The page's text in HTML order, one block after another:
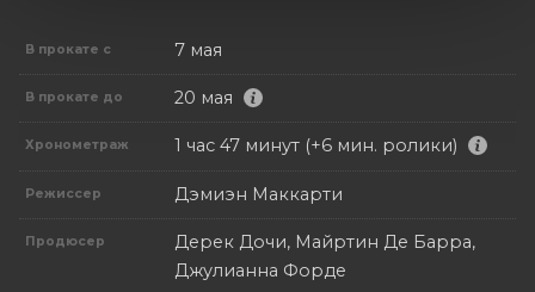
В прокате с 7 мая
В прокате до 20 мая
Хронометраж 1 час 47 минут (+6 мин. ролики)
Режиссер Дэмиэн Маккарти
Продюсер
Дерек Дочи, Майртин Де Барра,
Джулианна Форде